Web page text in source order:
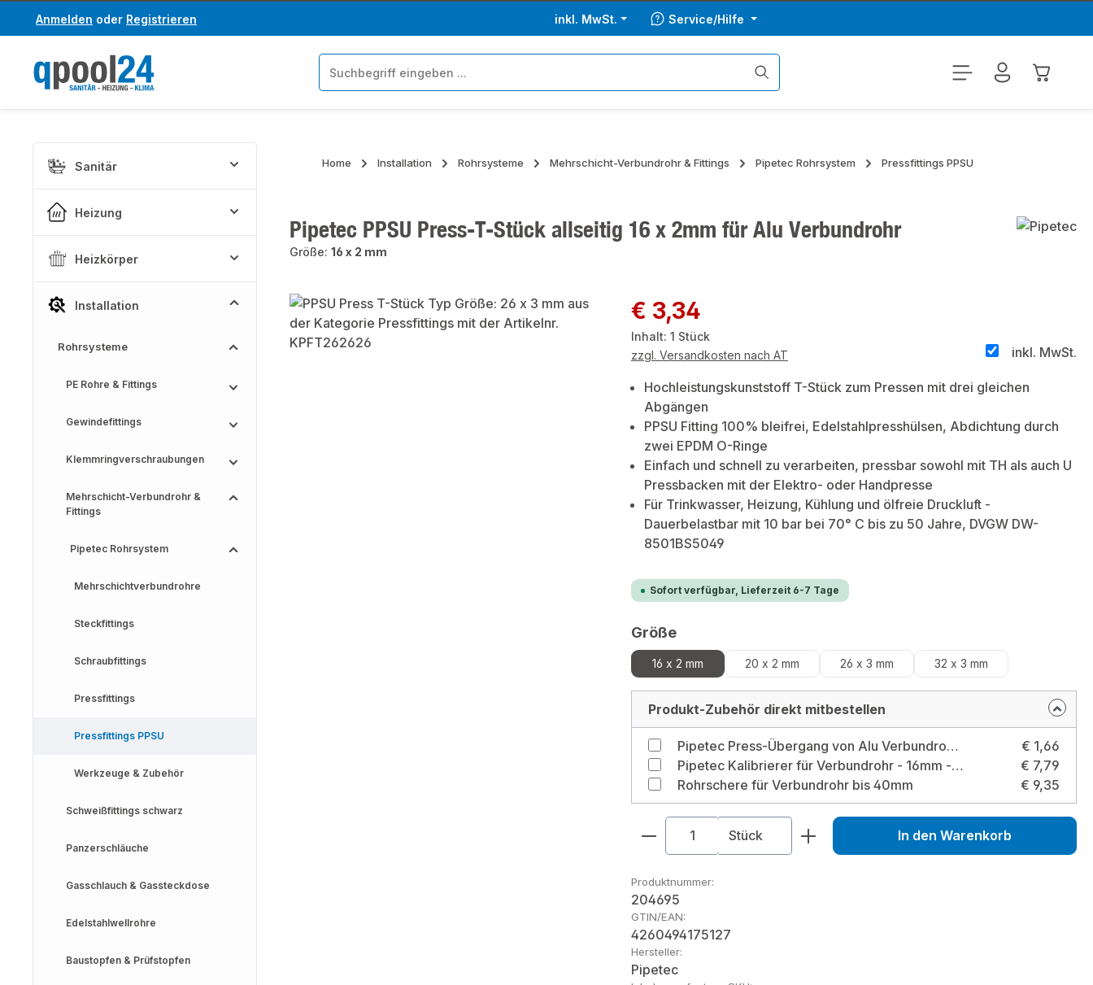
Hauptinhalt springen
Zur Suche springen
Anmelden oder Registrieren inkl. MwSt. Service/Hilfe
Sanitär
Heizung
Heizkörper
Installation
Rohrsysteme
PE Rohre & Fittings
Gewindefittings
Klemmringverschraubungen
Mehrschicht-Verbundrohr &
Fittings
Pipetec Rohrsystem
Mehrschichtverbundrohre
Steckfittings
Schraubfittings
Pressfittings
Pressfittings PPSU
Werkzeuge & Zubehör
Schweißfittings schwarz
Panzerschläuche
Gasschlauch & Gassteckdose
Edelstahlwellrohre
Baustopfen & Prüfstopfen
Home Installation Rohrsysteme Mehrschicht-Verbundrohr & Fittings Pipetec Rohrsystem Pressfittings PPSU
Pipetec PPSU Press-T-Stück allseitig 16 x 2mm für Alu Verbundrohr
Größe: 16 x 2 mm
Bildergalerie überspringen Regulärer Preis:
€ 3,34
Inhalt: 1 Stück
inkl. MwSt.
zzgl. Versandkosten nach AT
Hochleistungskunststoff T-Stück zum Pressen mit drei gleichen
Abgängen
PPSU Fitting 100% bleifrei, Edelstahlpresshülsen, Abdichtung durch
zwei EPDM O-Ringe
Einfach und schnell zu verarbeiten, pressbar sowohl mit TH als auch U
Pressbacken mit der Elektro- oder Handpresse
Für Trinkwasser, Heizung, Kühlung und ölfreie Druckluft -
Dauerbelastbar mit 10 bar bei 70° C bis zu 50 Jahre, DVGW DW-
8501BS5049
Sofort verfügbar, Lieferzeit 6-7 Tage
Größeauswählen
16 x 2 mm 20 x 2 mm 26 x 3 mm 32 x 3 mm
Produkt-Zubehör direkt mitbestellen
Pipetec Press-Übergang von Alu Verbundrohr 16 x 2 mm auf 1/2" Außengewinde Größe: 16 x 2 mm - 1/2 Zoll
€ 1,66
Pipetec Kalibrierer für Verbundrohr - 16mm - 20mm - 26mm Größe: 16 mm - 20 mm - 26 mm
€ 7,79
Rohrschere für Verbundrohr bis 40mm
€ 9,35
Produkt Anzahl: Gib den gewünschten Wert
Stück In den Warenkorb
Produktnummer:
204695
GTIN/EAN:
4260494175127
Hersteller:
Pipetec